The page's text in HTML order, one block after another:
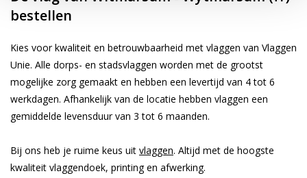
bestellen
Kies voor kwaliteit en betrouwbaarheid met vlaggen van Vlaggen
Unie. Alle dorps- en stadsvlaggen worden met de grootst
mogelijke zorg gemaakt en hebben een levertijd van 4 tot 6
werkdagen. Afhankelijk van de locatie hebben vlaggen een
gemiddelde levensduur van 3 tot 6 maanden.
Bij ons heb je ruime keus uit vlaggen. Altijd met de hoogste
kwaliteit vlaggendoek, printing en afwerking.